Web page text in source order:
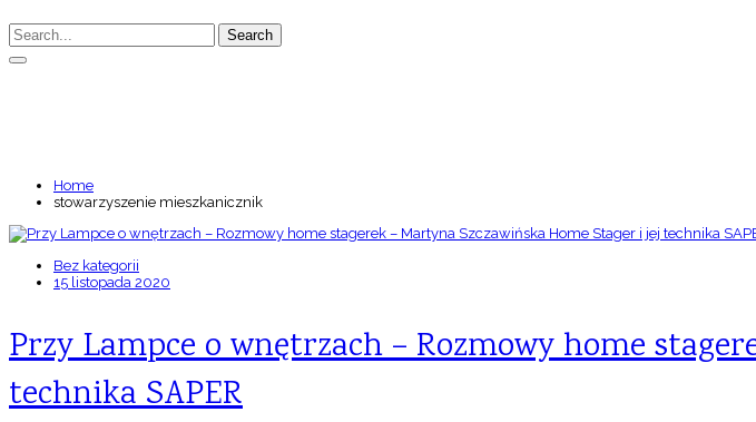
Search
Home
stowarzyszenie mieszkanicznik
Bez kategorii
15 listopada 2020
Przy Lampce o wnętrzach – Rozmowy home
technika SAPER